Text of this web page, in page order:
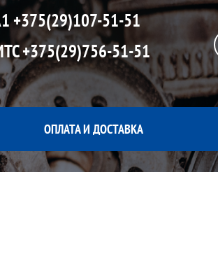
+375(29)107-51-51
+375(29)756-51-51
ОПЛАТА И ДОСТАВКА